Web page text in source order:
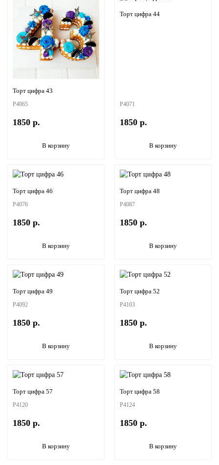
Торт цифра 43
P4065
1850 р.
В корзину
Торт цифра 44
P4071
1850 р.
В корзину
Торт цифра 46
P4076
1850 р.
В корзину
Торт цифра 48
P4087
1850 р.
В корзину
Торт цифра 49
P4092
1850 р.
В корзину
Торт цифра 52
P4103
1850 р.
В корзину
Торт цифра 57
P4120
1850 р.
В корзину
Торт цифра 58
P4124
1850 р.
В корзину